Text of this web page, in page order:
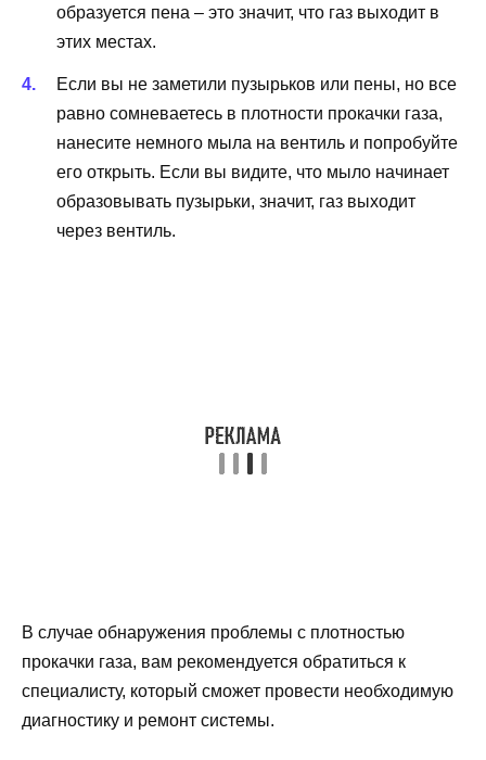
образуется пена – это значит, что газ выходит в
этих местах.
Если вы не заметили пузырьков или пены, но все
равно сомневаетесь в плотности прокачки газа,
нанесите немного мыла на вентиль и попробуйте
его открыть. Если вы видите, что мыло начинает
образовывать пузырьки, значит, газ выходит
через вентиль.
В случае обнаружения проблемы с плотностью
прокачки газа, вам рекомендуется обратиться к
специалисту, который сможет провести необходимую
диагностику и ремонт системы.